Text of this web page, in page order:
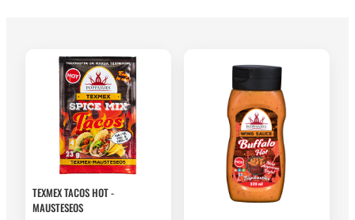
TEXMEX TACOS HOT -
MAUSTESEOS